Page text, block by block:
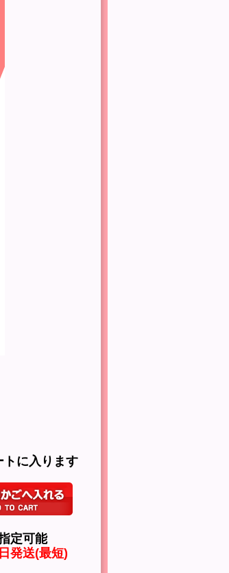
トに入ります
定可能
発送(最短)